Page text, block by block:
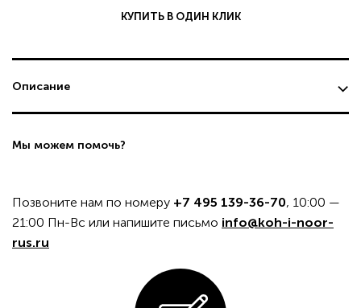
КУПИТЬ В ОДИН КЛИК
Описание
Мы можем помочь?
Позвоните нам по номеру +7 495 139-36-70, 10:00 —
21:00 Пн-Вс или напишите письмо info@koh-i-noor-
rus.ru